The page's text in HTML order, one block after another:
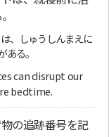
、しゅうしんまえに
る。
can disrupt our
bedtime.
の追跡番号を記